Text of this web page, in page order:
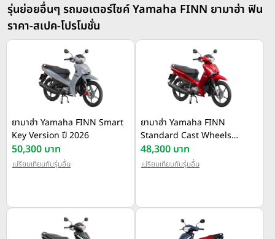
รุ่นย่อยอื่นๆ รถมอเตอร์ไซค์ Yamaha FINN ยามาฮ่า ฟิน
ราคา-สเปค-โปรโมชั่น
ยามาฮ่า Yamaha FINN Smart
Key Version ปี 2026
50,300 บาท
เปรียบเทียบกับรุ่นอื่น
ยามาฮ่า Yamaha FINN
Standard Cast Wheels
Version ปี 2026
48,300 บาท
เปรียบเทียบกับรุ่นอื่น